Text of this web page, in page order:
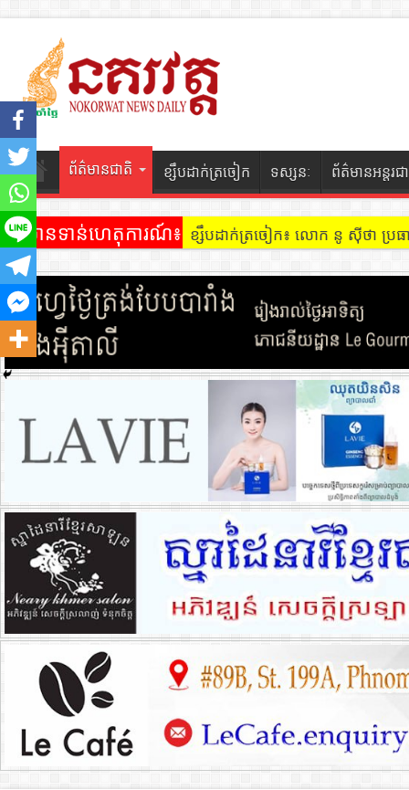
ព័ត៌មានជាតិ ខ្សឹបដាក់ត្រចៀក ទស្សនៈ ព័ត៌មានអន្តរជ
ព័ត៌មានទាន់ហេតុការណ៍៖ ខ្សឹបដាក់ត្រចៀក ៖ អគារ Sky 31